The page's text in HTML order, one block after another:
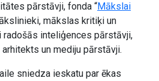
pārstāvji, fonda “Mākslai
mākslas kritiķi un
radošās inteliģences pārstāvji,
un mediju pārstāvji.
sniedza ieskatu par ēkas